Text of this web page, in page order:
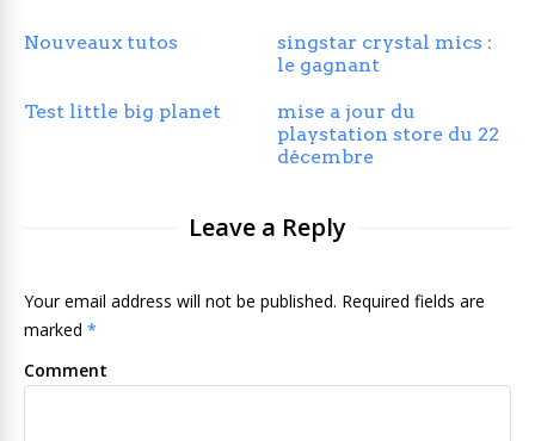
Nouveaux tutos
singstar crystal mics :
le gagnant
Test little big planet
mise a jour du
playstation store du 22
décembre
Leave a Reply
Your email address will not be published. Required fields are
marked *
Comment